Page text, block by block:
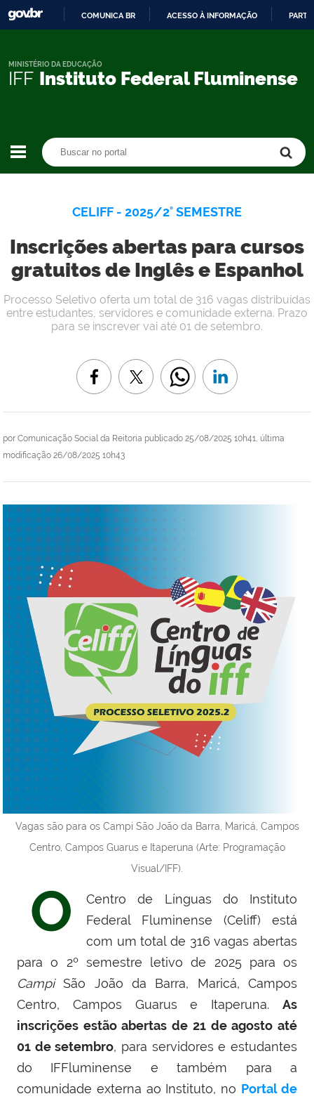
CONTEÚDO
COMUNICA BR ACESSO À INFORMAÇÃO
IFF Instituto Federal Fluminense
MINISTÉRIO DA EDUCAÇÃO
CELIFF - 2025/2° SEMESTRE
Inscrições abertas para cursos
gratuitos de Inglês e Espanhol
por Comunicação Social da Reitoria publicado 25/08/2025 10h41, última
modificação 26/08/2025 10h43
Processo Seletivo oferta um total de 316 vagas distribuídas
entre estudantes, servidores e comunidade externa. Prazo
para se inscrever vai até 01 de setembro.
Vagas são para os Campi São João da Barra, Maricá, Campos
Centro, Campos Guarus e Itaperuna (Arte: Programação
Visual/IFF).
O
Centro de Línguas do Instituto
Federal Fluminense (Celiff) está
com um total de 316 vagas abertas
para o 2º semestre letivo de 2025 para os
CampiSão João da Barra, Maricá, Campos
Centro, Campos Guarus e Itaperuna. As
inscrições estão abertas de 21 de agosto até
01 de setembro, para servidores e estudantes
do IFFluminense e também para a
comunidade externa ao Instituto, no Portal de